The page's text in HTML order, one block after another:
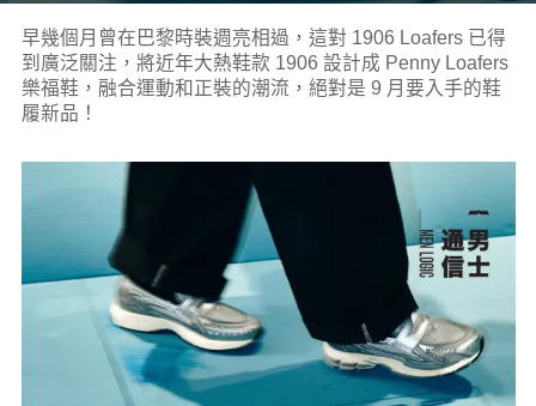
早幾個月曾在巴黎時裝週亮相過，這對 1906 Loafers 已得
到廣泛關注，將近年大熱鞋款 1906 設計成 Penny Loafers
樂福鞋，融合運動和正裝的潮流，絕對是 9 月要入手的鞋
履新品！